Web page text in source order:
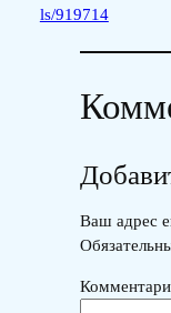
ls/919714
Ваш адрес